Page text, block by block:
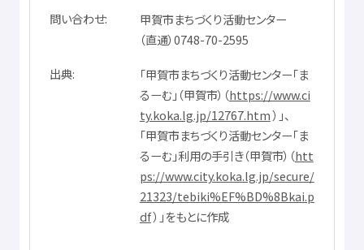
問い合わせ 甲賀市まちづくり活動センター
（直通）0748-70-2595
出典
「甲賀市まちづくり活動センター「ま
るーむ」（甲賀市）（https://www.ci
ty.koka.lg.jp/12767.htm）」、
「甲賀市まちづくり活動センター「ま
るーむ」利用の手引き（甲賀市）（htt
ps://www.city.koka.lg.jp/secure/
21323/tebiki%EF%BD%8Bkai.p
df）」をもとに作成